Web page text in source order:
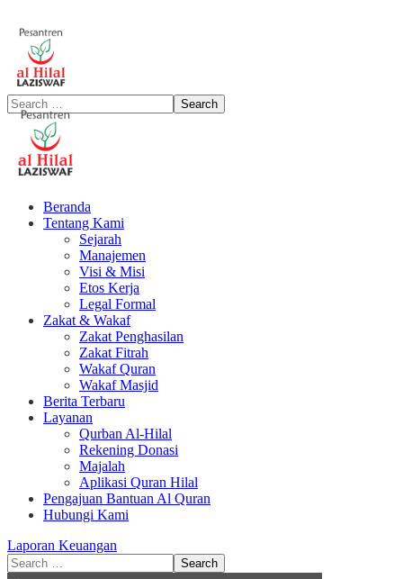
Beranda
Tentang Kami
Sejarah
Manajemen
Visi & Misi
Etos Kerja
Legal Formal
Zakat & Wakaf
Zakat Penghasilan
Zakat Fitrah
Wakaf Quran
Wakaf Masjid
Berita Terbaru
Layanan
Qurban Al-Hilal
Rekening Donasi
Majalah
Aplikasi Quran Hilal
Pengajuan Bantuan Al Quran
Hubungi Kami
Laporan Keuangan